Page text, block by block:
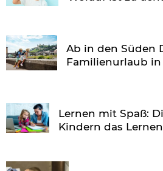
Ab in den Süden
Familienurlaub in
Lernen mit Spaß:
Kindern das